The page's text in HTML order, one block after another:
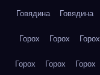
Говядина Говядина
Горох Горох Горох
Горох Горох Горох